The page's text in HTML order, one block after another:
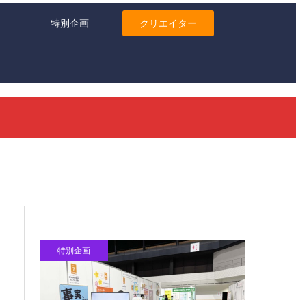
特別企画 クリエイター
特別企画